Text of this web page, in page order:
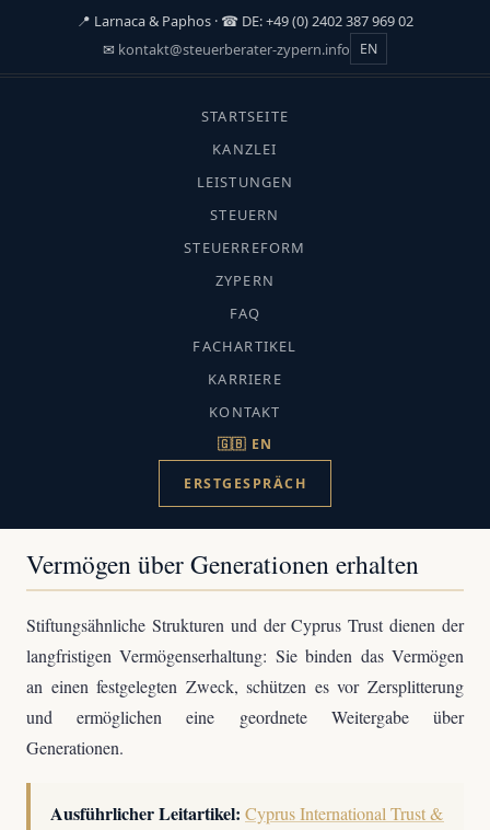
📍 Larnaca & Paphos · ☎ DE: +49 (0) 2402 387 969 02
✉ kontakt@steuerberater-zypern.info EN
STARTSEITE
KANZLEI
LEISTUNGEN
STEUERN
STEUERREFORM
ZYPERN
FAQ
FACHARTIKEL
KARRIERE
KONTAKT
🇬🇧 EN
ERSTGESPRÄCH
START
›
Trust & Stiftung
TRUST & STIFTUNG
Stiftung Vermögenserhaltung
CMC-Fachredaktion · Aktualisiert: Juli
2026 · Lesezeit ca. 11 Min.
Vermögen über Generationen erhalten
Stiftungsähnliche Strukturen und der Cyprus Trust dienen der
langfristigen Vermögenserhaltung: Sie binden das Vermögen
an einen festgelegten Zweck, schützen es vor Zersplitterung
und ermöglichen eine geordnete Weitergabe über
Generationen.
Ausführlicher Leitartikel: Cyprus International Trust &